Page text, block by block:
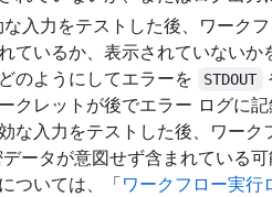
入力をテストした後、ワーク
ているか、表示されていない
のようにしてエラーを
STDOUT
クレットが後でエラー ログに
な入力をテストした後、ワー
ータが意図せず含まれている
ついては、「ワークフロー実行